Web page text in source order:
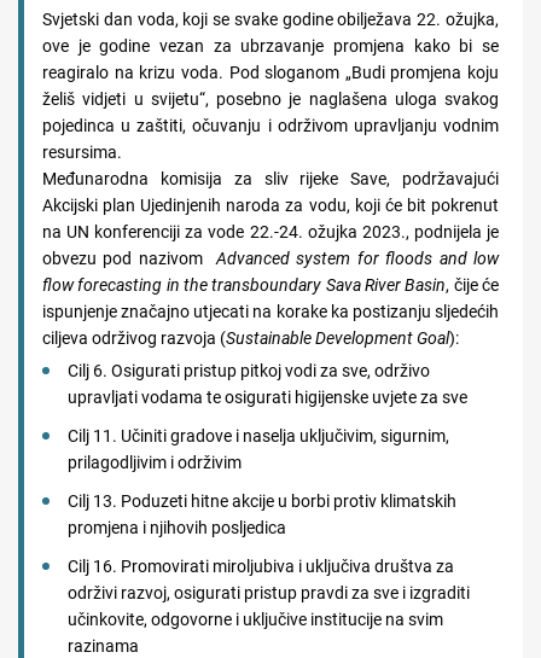
Svjetski dan voda, koji se svake godine obilježava 22. ožujka,
ove je godine vezan za ubrzavanje promjena kako bi se
reagiralo na krizu voda. Pod sloganom „Budi promjena koju
želiš vidjeti u svijetu“, posebno je naglašena uloga svakog
pojedinca u zaštiti, očuvanju i održivom upravljanju vodnim
resursima.
Međunarodna komisija za sliv rijeke Save, podržavajući
Akcijski plan Ujedinjenih naroda za vodu, koji će bit pokrenut
na UN konferenciji za vode 22.-24. ožujka 2023., podnijela je
obvezu pod nazivom Advanced system for floods and low
flow forecasting in the transboundary Sava River Basin, čije će
ispunjenje značajno utjecati na korake ka postizanju sljedećih
ciljeva održivog razvoja (Sustainable Development Goal):
Cilj 6. Osigurati pristup pitkoj vodi za sve, održivo
upravljati vodama te osigurati higijenske uvjete za sve
Cilj 11. Učiniti gradove i naselja uključivim, sigurnim,
prilagodljivim i održivim
Cilj 13. Poduzeti hitne akcije u borbi protiv klimatskih
promjena i njihovih posljedica
Cilj 16. Promovirati miroljubiva i uključiva društva za
održivi razvoj, osigurati pristup pravdi za sve i izgraditi
učinkovite, odgovorne i uključive institucije na svim
razinama